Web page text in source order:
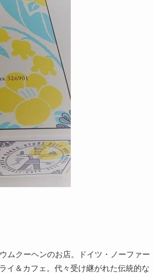
ムクーヘンのお店。ドイツ・ノーファー
イ＆カフェ。代々受け継がれた伝統的な